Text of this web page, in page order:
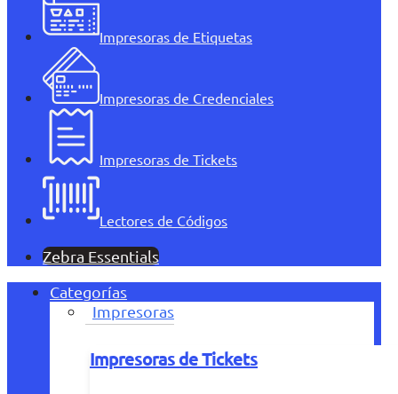
Impresoras de Etiquetas
Impresoras de Credenciales
Impresoras de Tickets
Lectores de Códigos
Zebra Essentials
Categorías
Impresoras
Impresoras de Tickets